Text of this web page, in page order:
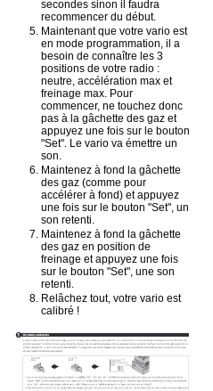
secondes sinon il faudra
recommencer du début.
Maintenant que votre vario est
en mode programmation, il a
besoin de connaître les 3
positions de votre radio :
neutre, accélération max et
freinage max. Pour
commencer, ne touchez donc
pas à la gâchette des gaz et
appuyez une fois sur le bouton
"Set". Le vario va émettre un
son.
Maintenez à fond la gâchette
des gaz (comme pour
accélérer à fond) et appuyez
une fois sur le bouton "Set", un
son retenti.
Maintenez à fond la gâchette
des gaz en position de
freinage et appuyez une fois
sur le bouton "Set", une son
retenti.
Relâchez tout, votre vario est
calibré !